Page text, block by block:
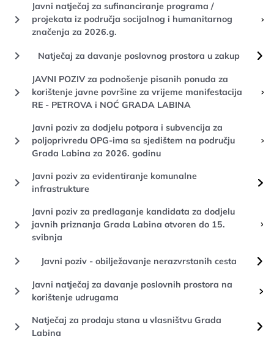
keyboard_arrow_right
Javni natječaj za sufinanciranje programa /
projekata iz područja socijalnog i humanitarnog
značenja za 2026.g.
keyboard_arrow_right Natječaj za davanje poslovnog prostora u zakup
keyboard_arrow_right
JAVNI POZIV za podnošenje pisanih ponuda za
korištenje javne površine za vrijeme manifestacija
RE - PETROVA i NOĆ GRADA LABINA
keyboard_arrow_right
Javni poziv za dodjelu potpora i subvencija za
poljoprivredu OPG-ima sa sjedištem na području
Grada Labina za 2026. godinu
keyboard_arrow_right
Javni poziv za evidentiranje komunalne
infrastrukture
keyboard_arrow_right
Javni poziv za predlaganje kandidata za dodjelu
javnih priznanja Grada Labina otvoren do 15.
svibnja
keyboard_arrow_right Javni poziv - obilježavanje nerazvrstanih cesta
keyboard_arrow_right
Javni natječaj za davanje poslovnih prostora na
korištenje udrugama
keyboard_arrow_right
Natječaj za prodaju stana u vlasništvu Grada
Labina